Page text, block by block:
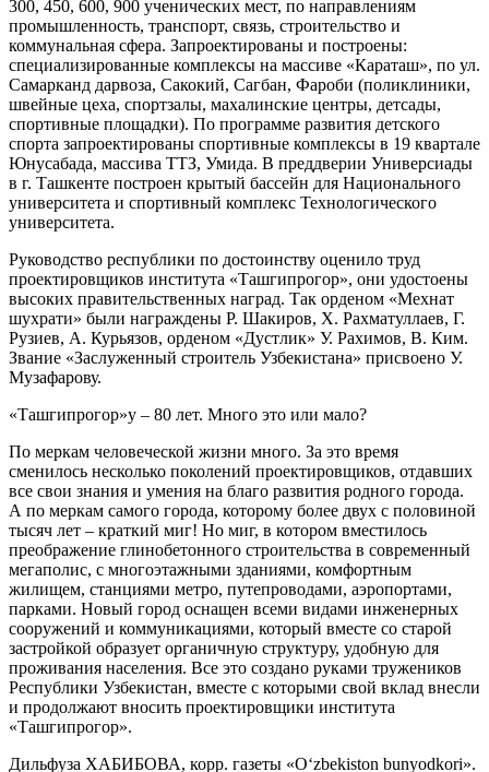
300, 450, 600, 900 ученических мест, по направлениям
промышленность, транспорт, связь, строительство и
коммунальная сфера. Запроектированы и построены:
специализированные комплексы на массиве «Караташ», по ул.
Самарканд дарвоза, Сакокий, Сагбан, Фароби (поликлиники,
швейные цеха, спортзалы, махалинские центры, детсады,
спортивные площадки). По программе развития детского
спорта запроектированы спортивные комплексы в 19 квартале
Юнусабада, массива ТТЗ, Умида. В преддверии Универсиады
в г. Ташкенте построен крытый бассейн для Национального
университета и спортивный комплекс Технологического
университета.
Руководство республики по достоинству оценило труд
проектировщиков института «Ташгипрогор», они удостоены
высоких правительственных наград. Так орденом «Мехнат
шухрати» были награждены Р. Шакиров, Х. Рахматуллаев, Г.
Рузиев, А. Курьязов, орденом «Дустлик» У. Рахимов, В. Ким.
Звание «Заслуженный строитель Узбекистана» присвоено У.
Музафарову.
«Ташгипрогор»у – 80 лет. Много это или мало?
По меркам человеческой жизни много. За это время
сменилось несколько поколений проектировщиков, отдавших
все свои знания и умения на благо развития родного города.
А по меркам самого города, которому более двух с половиной
тысяч лет – краткий миг! Но миг, в котором вместилось
преображение глинобетонного строительства в современный
мегаполис, с многоэтажными зданиями, комфортным
жилищем, станциями метро, путепроводами, аэропортами,
парками. Новый город оснащен всеми видами инженерных
сооружений и коммуникациями, который вместе со старой
застройкой образует органичную структуру, удобную для
проживания населения. Все это создано руками тружеников
Республики Узбекистан, вместе с которыми свой вклад внесли
и продолжают вносить проектировщики института
«Ташгипрогор».
Дильфуза ХАБИБОВА, корр. газеты «O‘zbekiston bunyodkori».